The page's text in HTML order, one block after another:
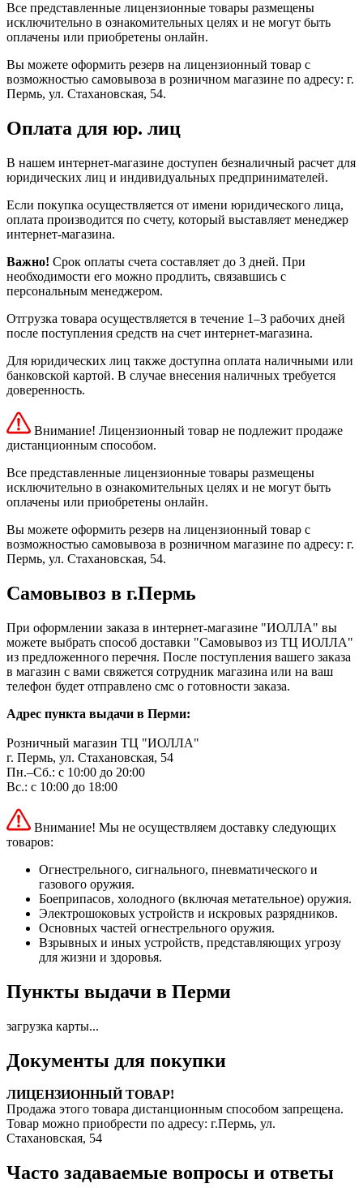
Все представленные лицензионные товары размещены
исключительно в ознакомительных целях и не могут быть
оплачены или приобретены онлайн.
Вы можете оформить резерв на лицензионный товар с
возможностью самовывоза в розничном магазине по адресу: г.
Пермь, ул. Стахановская, 54.
Оплата для юр. лиц
В нашем интернет-магазине доступен безналичный расчет для
юридических лиц и индивидуальных предпринимателей.
Если покупка осуществляется от имени юридического лица,
оплата производится по счету, который выставляет менеджер
интернет-магазина.
Важно! Срок оплаты счета составляет до 3 дней. При
необходимости его можно продлить, связавшись с
персональным менеджером.
Отгрузка товара осуществляется в течение 1–3 рабочих дней
после поступления средств на счет интернет-магазина.
Для юридических лиц также доступна оплата наличными или
банковской картой. В случае внесения наличных требуется
доверенность.
Внимание! Лицензионный товар не подлежит продаже
дистанционным способом.
Все представленные лицензионные товары размещены
исключительно в ознакомительных целях и не могут быть
оплачены или приобретены онлайн.
Вы можете оформить резерв на лицензионный товар с
возможностью самовывоза в розничном магазине по адресу: г.
Пермь, ул. Стахановская, 54.
Самовывоз в г.Пермь
При оформлении заказа в интернет-магазине "ИОЛЛА" вы
можете выбрать способ доставки "Самовывоз из ТЦ ИОЛЛА"
из предложенного перечня. После поступления вашего заказа
в магазин с вами свяжется сотрудник магазина или на ваш
телефон будет отправлено смс о готовности заказа.
Адрес пункта выдачи в Перми:
Розничный магазин ТЦ "ИОЛЛА"
г. Пермь, ул. Стахановская, 54
Пн.–Сб.: с 10:00 до 20:00
Вс.: с 10:00 до 18:00
Внимание! Мы не осуществляем доставку следующих
товаров:
Огнестрельного, сигнального, пневматического и
газового оружия.
Боеприпасов, холодного (включая метательное) оружия.
Электрошоковых устройств и искровых разрядников.
Основных частей огнестрельного оружия.
Взрывных и иных устройств, представляющих угрозу
для жизни и здоровья.
Пункты выдачи в Перми
загрузка карты...
Документы для покупки
ЛИЦЕНЗИОННЫЙ ТОВАР!
Продажа этого товара дистанционным способом запрещена.
Товар можно приобрести по адресу: г.Пермь, ул.
Стахановская, 54
Часто задаваемые вопросы и ответы